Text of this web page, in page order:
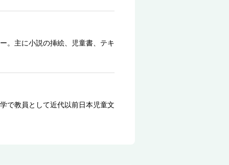
。主に小説の挿絵、児童書、テキ
で教員として近代以前日本児童文